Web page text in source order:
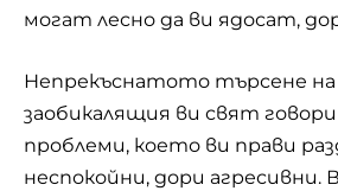
могат лесно да ви ядосат,
Непрекъснатото търсене
заобикалящия ви свят
проблеми, което ви прави
неспокойни, дори агресивни.